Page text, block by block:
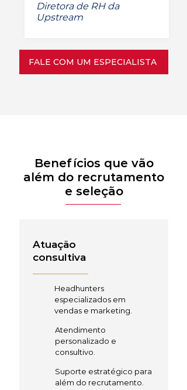
Diretora de RH da
Upstream
FALE COM UM ESPECIALISTA
Benefícios que vão
além do recrutamento
e seleção
Atuação
consultiva
Headhunters
especializados em
vendas e marketing.
Atendimento
personalizado e
consultivo.
Suporte estratégico para
além do recrutamento.